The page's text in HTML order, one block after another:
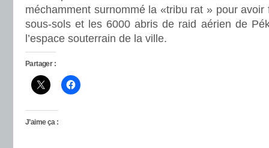
méchamment surnommé la «tribu rat » pour
sous-sols et les 6000 abris de raid aérien de
l’espace souterrain de la ville.
Partager :
J’aime ça :